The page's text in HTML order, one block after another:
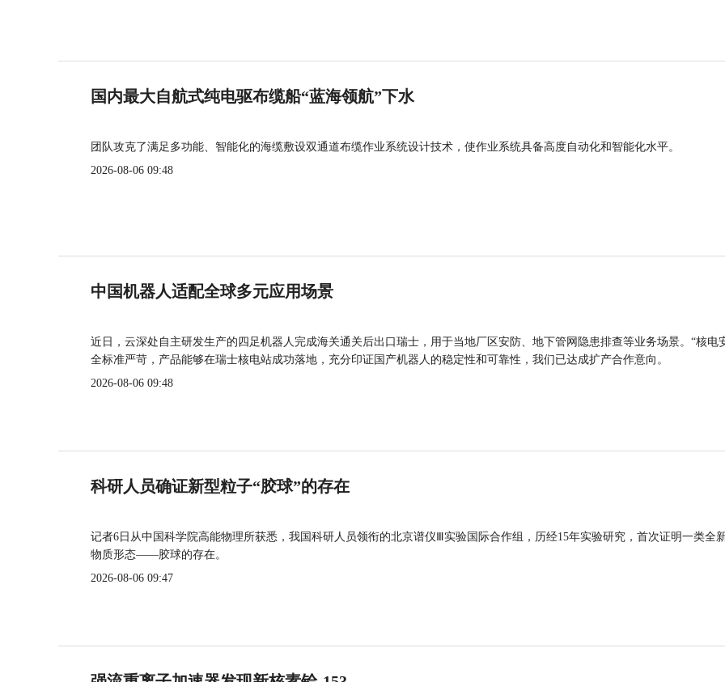
国内最大自航式纯电驱布缆船“蓝海领航”下水
团队攻克了满足多功能、智能化的海缆敷设双通道布缆作业系统设计技术，使作业系统具备高度自动化和智能化水平。
2026-08-06 09:48
中国机器人适配全球多元应用场景
近日，云深处自主研发生产的四足机器人完成海关通关后出口瑞士，用于当地厂区安防、地下管网隐患排查等业务场景。“核电
全标准严苛，产品能够在瑞士核电站成功落地，充分印证国产机器人的稳定性和可靠性，我们已达成扩产合作意向。
2026-08-06 09:48
科研人员确证新型粒子“胶球”的存在
记者6日从中国科学院高能物理所获悉，我国科研人员领衔的北京谱仪Ⅲ实验国际合作组，历经15年实验研究，首次证明一类全
物质形态——胶球的存在。
2026-08-06 09:47